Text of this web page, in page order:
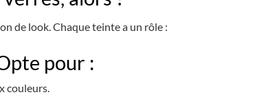
de look. Chaque teinte a un rôle :
pour :
couleurs.